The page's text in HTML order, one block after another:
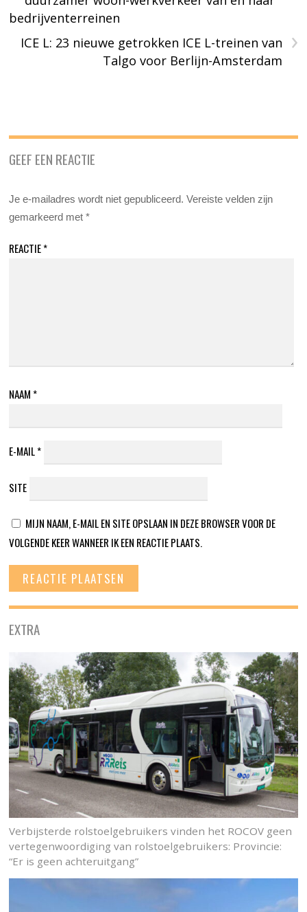
bedrijventerreinen
›
ICE L: 23 nieuwe getrokken ICE L-treinen van
Talgo voor Berlijn-Amsterdam
GEEF EEN REACTIE
Je e-mailadres wordt niet gepubliceerd. Vereiste velden zijn
gemarkeerd met*
REACTIE*
NAAM *
E-MAIL*
SITE
MIJN NAAM, E-MAIL EN SITE OPSLAAN IN DEZE BROWSER VOOR DE
VOLGENDE KEER WANNEER IK EEN REACTIE PLAATS.
EXTRA
Verbijsterde rolstoelgebruikers vinden het ROCOV geen
vertegenwoordiging van rolstoelgebruikers: Provincie:
“Er is geen achteruitgang”